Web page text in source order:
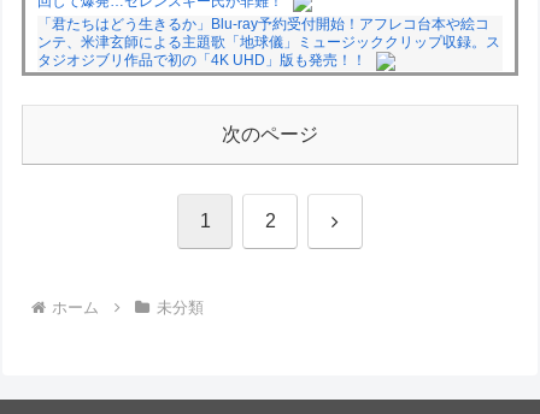
「君たちはどう生きるか」Blu-ray予約受付開始！アフレコ台本や絵コ
ンテ、米津玄師による主題歌「地球儀」ミュージッククリップ収録。ス
タジオジブリ作品で初の「4K UHD」版も発売！！
【しばらく固定記事です】
★【ワートリ】今月第241話「遠征選抜試験㊲」第242話「遠征選抜試
験㊳」【コメント欄まとめます】【しばらく固定記事です】
★【ワートリ】風間隊3人≒忍田単騎くらいのイメージかな
次のページ
1 2 次
ホーム 未分類